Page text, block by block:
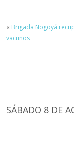
« Brigada Nogoyá
vacunos
SÁBADO 8 DE